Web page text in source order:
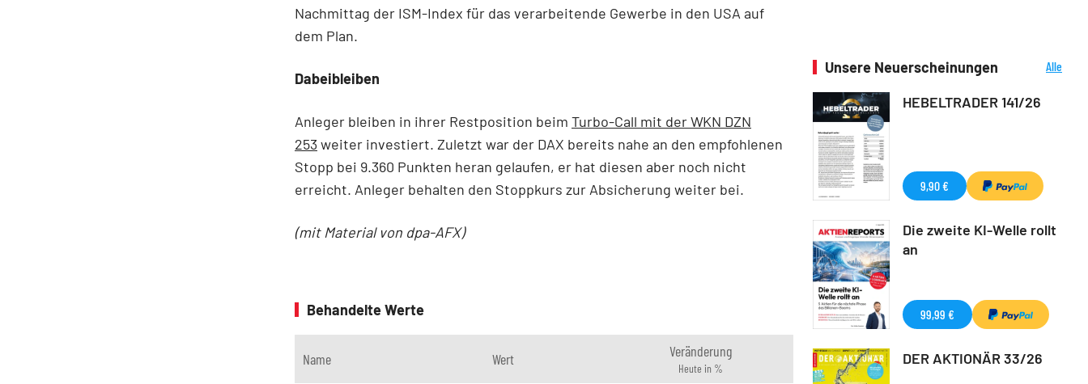
Nachmittag der ISM-Index für das verarbeitende Gewerbe in den USA auf
dem Plan.
Dabeibleiben
Anleger bleiben in ihrer Restposition beim Turbo-Call mit der WKN DZN
253 weiter investiert. Zuletzt war der DAX bereits nahe an den empfohlenen
Stopp bei 9.360 Punkten heran gelaufen, er hat diesen aber noch nicht
erreicht. Anleger behalten den Stoppkurs zur Absicherung weiter bei.
(mit Material von dpa-AFX)
Behandelte Werte
Name Wert Veränderung
Heute in %
Unsere Neuerscheinungen
Alle
HEBELTRADER 141/26
9,90 €
Die zweite KI-Welle rollt
an
99,99 €
DER AKTIONÄR 33/26